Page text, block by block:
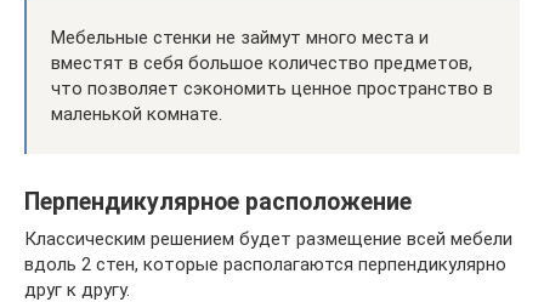
Мебельные стенки не займут много места и
вместят в себя большое количество предметов,
что позволяет сэкономить ценное пространство в
маленькой комнате.
Перпендикулярное расположение
Классическим решением будет размещение всей мебели
вдоль 2 стен, которые располагаются перпендикулярно
друг к другу.